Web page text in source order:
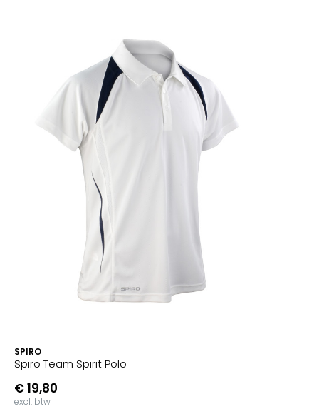
SPIRO
Spiro Team Spirit Polo
€ 19,80
excl. btw